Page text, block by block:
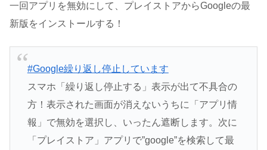
一回アプリを無効にして、プレイストアからGoogleの最
新版をインストールする！
#Google繰り返し停止しています
スマホ「繰り返し停止する」表示が出て不具合の
方！表示された画面が消えないうちに「アプリ情
報」で無効を選択し、いったん遮断します。次に
「プレイストア」アプリで”google”を検索して最